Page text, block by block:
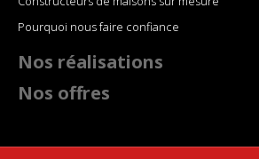
Pourquoi nous faire confiance
Nos réalisations
Nos offres